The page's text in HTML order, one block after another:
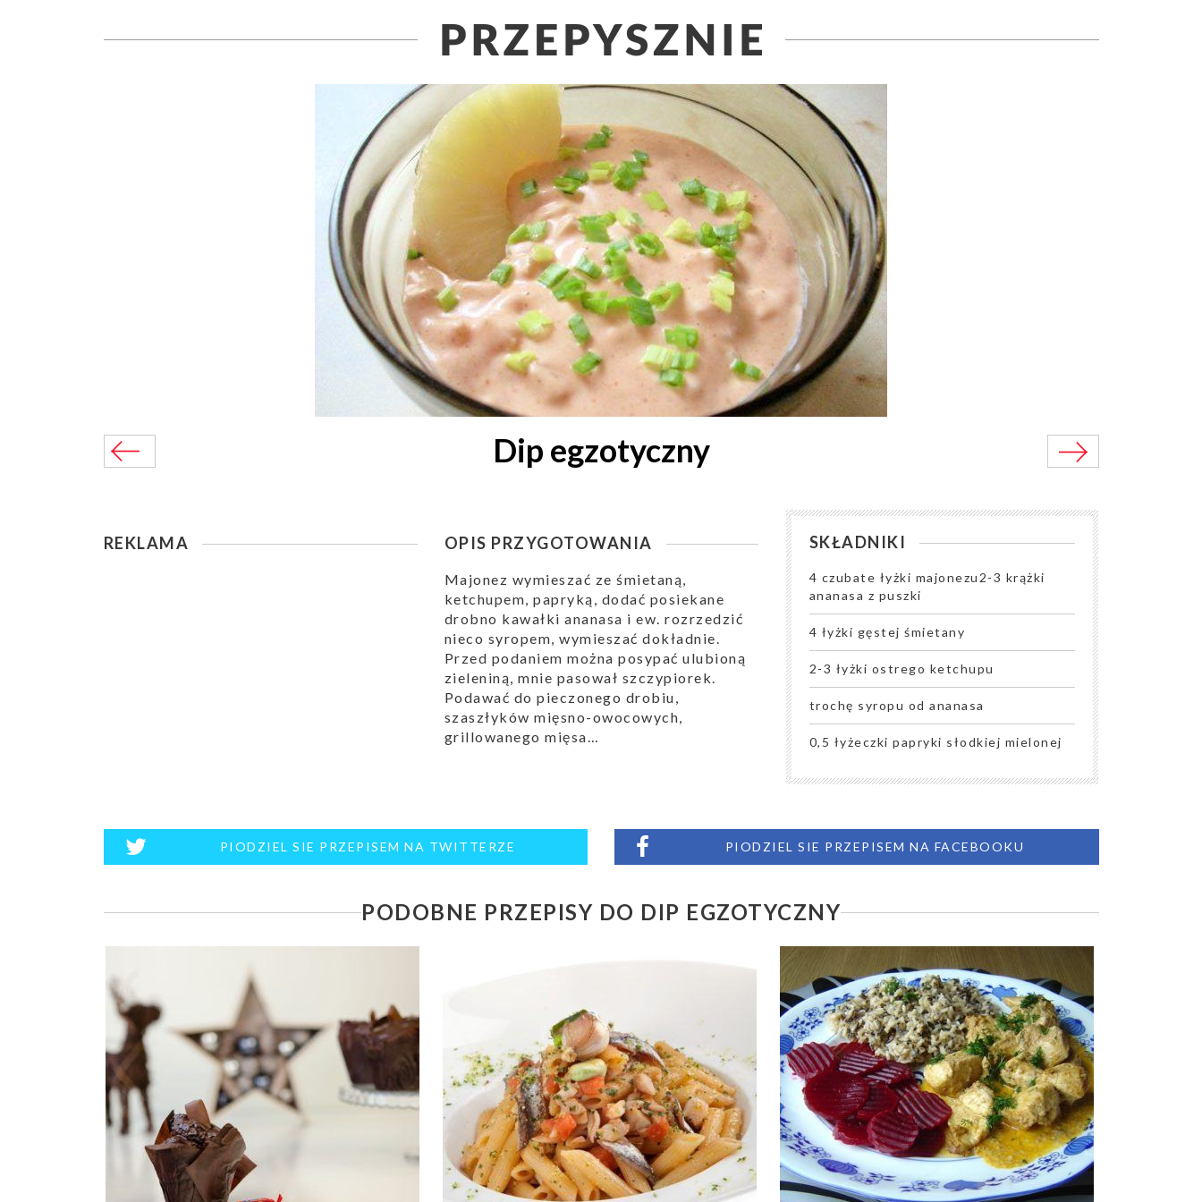
Dip egzotyczny
REKLAMA OPIS PRZYGOTOWANIA
Majonez wymieszać ze śmietaną,
ketchupem, papryką, dodać posiekane
drobno kawałki ananasa i ew. rozrzedzić
nieco syropem, wymieszać dokładnie.
Przed podaniem można posypać ulubioną
zieleniną, mnie pasował szczypiorek.
Podawać do pieczonego drobiu,
szaszłyków mięsno-owocowych,
grillowanego mięsa…
SKŁADNIKI
4 czubate łyżki majonezu2-3 krążki
ananasa z puszki
4 łyżki gęstej śmietany
2-3 łyżki ostrego ketchupu
trochę syropu od ananasa
0,5 łyżeczki papryki słodkiej mielonej
PIODZIEL SIE PRZEPISEM NA TWITTERZE PIODZIEL SIE PRZEPISEM NA FACEBOOKU
PODOBNE PRZEPISY DO DIP EGZOTYCZNY